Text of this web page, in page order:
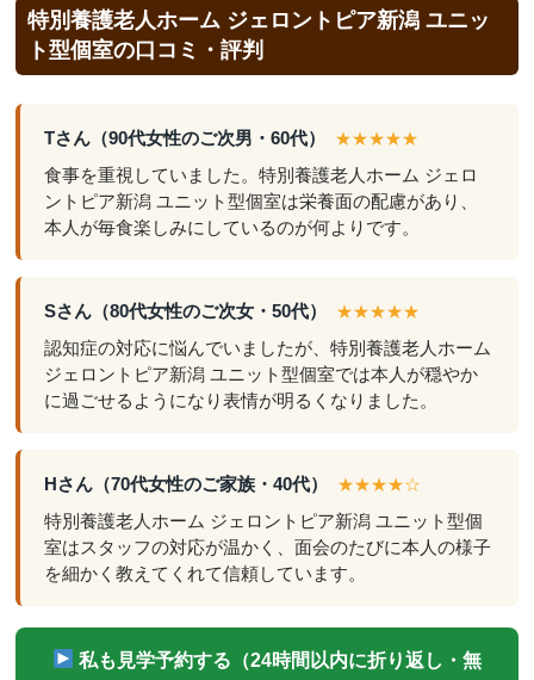
特別養護老人ホーム ジェロントピア新潟 ユニッ
ト型個室の口コミ・評判
Tさん（90代女性のご次男・60代） ★★★★★
食事を重視していました。特別養護老人ホーム ジェロ
ントピア新潟 ユニット型個室は栄養面の配慮があり、
本人が毎食楽しみにしているのが何よりです。
Sさん（80代女性のご次女・50代） ★★★★★
認知症の対応に悩んでいましたが、特別養護老人ホーム
ジェロントピア新潟 ユニット型個室では本人が穏やか
に過ごせるようになり表情が明るくなりました。
Hさん（70代女性のご家族・40代） ★★★★☆
特別養護老人ホーム ジェロントピア新潟 ユニット型個
室はスタッフの対応が温かく、面会のたびに本人の様子
を細かく教えてくれて信頼しています。
私も見学予約する（24時間以内に折り返し・無